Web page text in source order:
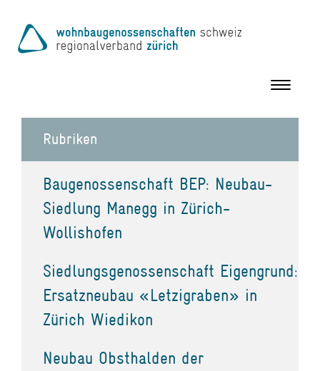
Toggle
Rubriken
Baugenossenschaft BEP: Neubau-
Siedlung Manegg in Zürich-
Wollishofen
Siedlungsgenossenschaft Eigengrund:
Ersatzneubau «Letzigraben» in
Zürich Wiedikon
Neubau Obsthalden der